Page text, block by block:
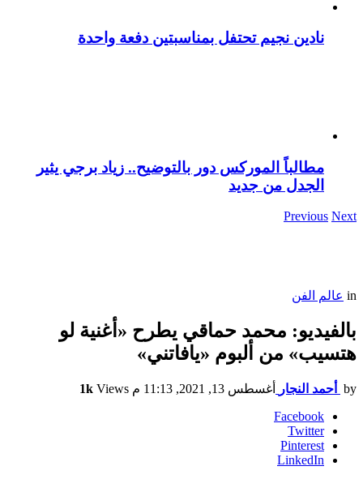
نادين نجيم تحتفل بمناسبتين دفعة واحدة
مطالباً الموركس دور بالتوضيح.. زياد برجي يثير
الجدل من جديد
Previous Next
in عالم الفن
بالفيديو: محمد حماقي يطرح «أغنية لو
هتسيب» من ألبوم «يافاتني»
by أحمد النجار أغسطس 13, 2021, 11:13 م 1k Views
Facebook
Twitter
Pinterest
LinkedIn